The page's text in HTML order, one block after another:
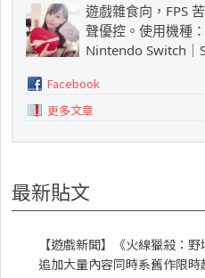
遊戲雜食向，FPS
聲優控。使用機種
Nintendo Switch｜
Facebook
更多文章
最新貼文
【遊戲新聞】《火線獵殺：
追加大量內容同時系舊作限時